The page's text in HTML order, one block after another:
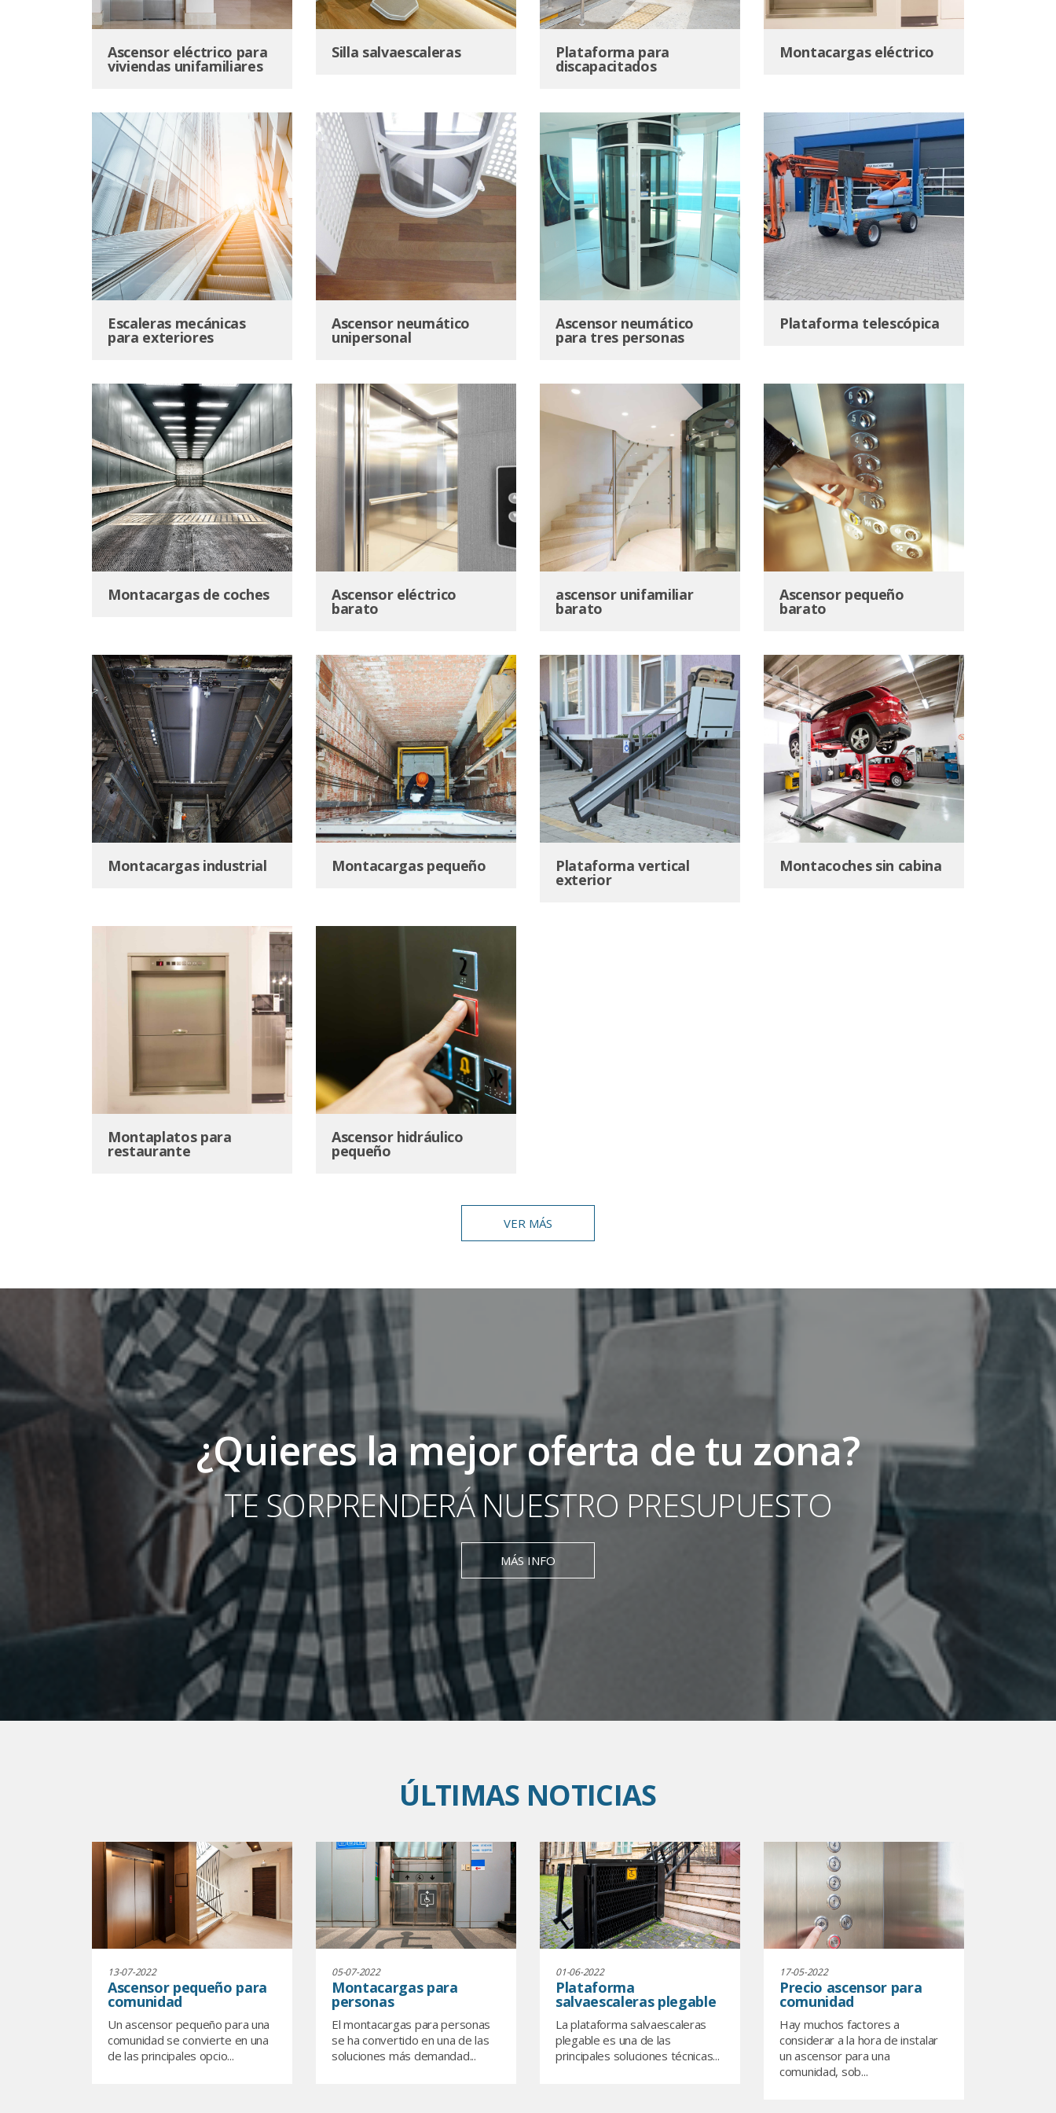
Ascensor eléctrico para
viviendas unifamiliares
Silla salvaescaleras Plataforma para
discapacitados
Montacargas eléctrico
Escaleras mecánicas
para exteriores
Ascensor neumático
unipersonal
Ascensor neumático
para tres personas
Plataforma telescópica
Montacargas de coches Ascensor eléctrico
barato
ascensor unifamiliar
barato
Ascensor pequeño
barato
Montacargas industrial Montacargas pequeño Plataforma vertical
exterior
Montacoches sin cabina
Montaplatos para
restaurante
Ascensor hidráulico
pequeño
VER MÁS
¿Quieres la mejor oferta de tu zona?
TE SORPRENDERÁ NUESTRO PRESUPUESTO
MÁS INFO
ÚLTIMAS NOTICIAS
13-07-2022
Ascensor pequeño para
comunidad
Un ascensor pequeño para una
comunidad se convierte en una
de las principales opcio...
05-07-2022
Montacargas para
personas
El montacargas para personas
se ha convertido en una de las
soluciones más demandad...
01-06-2022
Plataforma
salvaescaleras plegable
La plataforma salvaescaleras
plegable es una de las
principales soluciones técnicas...
17-05-2022
Precio ascensor para
comunidad
Hay muchos factores a
considerar a la hora de instalar
un ascensor para una
comunidad, sob...